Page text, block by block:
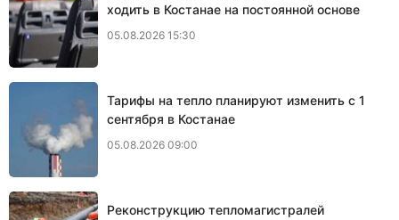
ходить в Костанае на постоянной основе
05.08.2026 15:30
Тарифы на тепло планируют изменить с 1
сентября в Костанае
05.08.2026 09:00
Реконструкцию тепломагистралей